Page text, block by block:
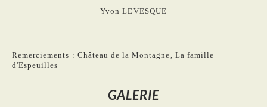
Yvon LEVESQUE
Remerciements : Château de la Montagne, La famille
d'Espeuilles
GALERIE